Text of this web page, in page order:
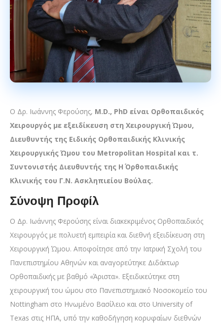
Ο Δρ. Ιωάννης Φερούσης, M.D., PhD είναι Ορθοπαιδικός
Χειρουργός με εξειδίκευση στη Χειρουργική Ώμου,
Διευθυντής της Ειδικής Ορθοπαιδικής Κλινικής
Χειρουργικής Ώμου του Metropolitan Hospital και τ.
Συντονιστής Διευθυντής της Η΄ Ορθοπαιδικής
Κλινικής του Γ.Ν. Ασκληπιείου Βούλας.
Σύνοψη Προφίλ
Ο Δρ. Ιωάννης Φερούσης είναι διακεκριμένος Ορθοπαιδικός
Χειρουργός με πολυετή εμπειρία και διεθνή εξειδίκευση στη
Χειρουργική Ώμου. Αποφοίτησε από την Ιατρική Σχολή του
Πανεπιστημίου Αθηνών και αναγορεύτηκε Διδάκτωρ
Ορθοπαιδικής με βαθμό «Άριστα». Εξειδικεύτηκε στη
χειρουργική του ώμου στο Πανεπιστημιακό Νοσοκομείο του
Nottingham στο Ηνωμένο Βασίλειο και στο University of
Texas στις ΗΠΑ, υπό την καθοδήγηση κορυφαίων διεθνών